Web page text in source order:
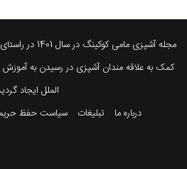
مجله آشپزی
کمک به علاقه مندان آشپزی در رسیدن به
الملل ایجاد
درباره ما
تبلیغات سیاست حفظ